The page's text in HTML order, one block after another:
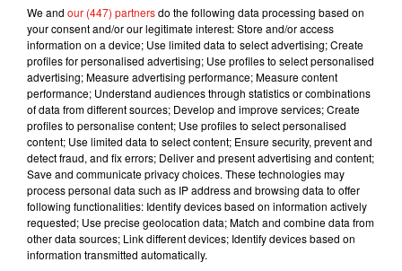
Publié : 2 janvier 2020 à 11h07 par Gianni
CASTILLO
autres jours de l’année. D’ailleurs, la meilleure
heure pour choper est entre 21h et 22h.
Mundo Latino
Guatemala : l'éruption du volcan
de Fuego est terminée
Le fourmilier géant fait son retour
We and our (447) partnersdo the following data processing based on
your consent and/or our legitimate interest: Store and/or access
information on a device; Use limited data to select advertising; Create
profiles for personalised advertising; Use profiles to select personalised
advertising; Measure advertising performance; Measure content
performance; Understand audiences through statistics or combinations
of data from different sources; Develop and improve services; Create
profiles to personalise content; Use profiles to select personalised
content; Use limited data to select content; Ensure security, prevent and
detect fraud, and fix errors; Deliver and present advertising and content;
Save and communicate privacy choices. These technologies may
process personal data such as IP address and browsing data to offer
following functionalities: Identify devices based on information actively
requested; Use precise geolocation data; Match and combine data from
other data sources; Link different devices; Identify devices based on
information transmitted automatically.